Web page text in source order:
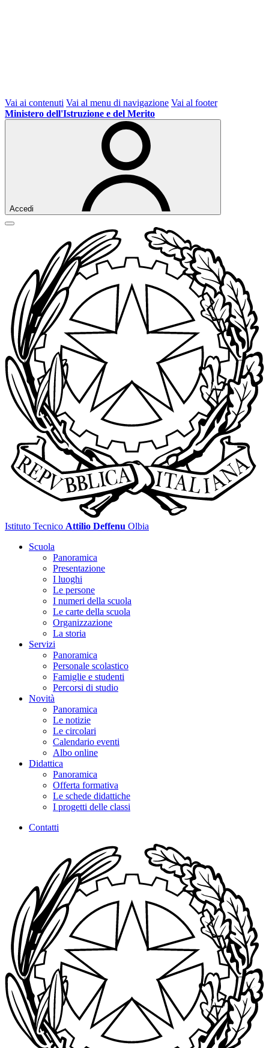
Vai ai contenuti Vai al menu di navigazione Vai al footer
Ministero dell'Istruzione e del Merito
Accedi
Istituto Tecnico Attilio Deffenu Olbia
Scuola
Panoramica
Presentazione
I luoghi
Le persone
I numeri della scuola
Le carte della scuola
Organizzazione
La storia
Servizi
Panoramica
Personale scolastico
Famiglie e studenti
Percorsi di studio
Novità
Panoramica
Le notizie
Le circolari
Calendario eventi
Albo online
Didattica
Panoramica
Offerta formativa
Le schede didattiche
I progetti delle classi
Contatti